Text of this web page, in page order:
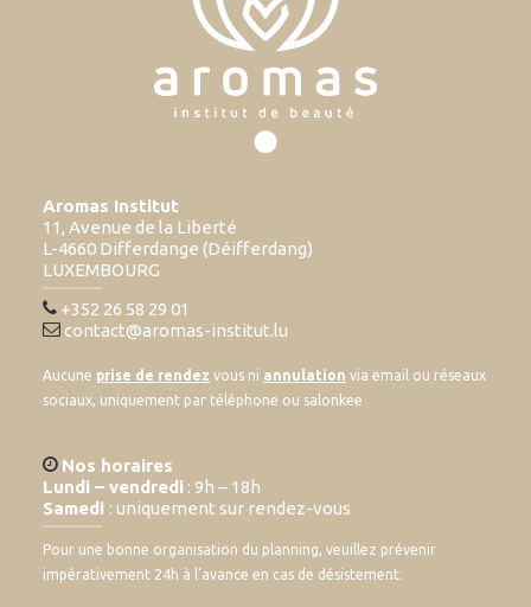
Aromas Institut
11, Avenue de la Liberté
L-4660 Differdange (Déifferdang)
LUXEMBOURG
+352 26 58 29 01
contact@aromas-institut.lu
Aucune prise de rendez vous ni annulation via email ou réseaux
sociaux, uniquement par téléphone ou salonkee
Nos horaires
Lundi – vendredi : 9h – 18h
Samedi : uniquement sur rendez-vous
Pour une bonne organisation du planning, veuillez prévenir
impérativement 24h à l’avance en cas de désistement.